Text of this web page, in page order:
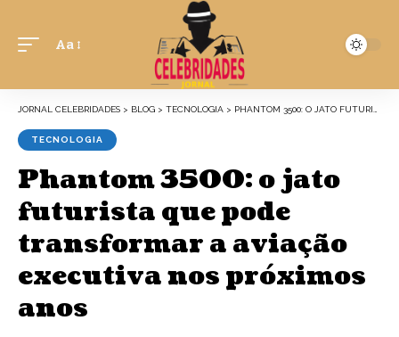
Aa
JORNAL CELEBRIDADES > BLOG > TECNOLOGIA > PHANTOM 3500: O JATO FUTURISTA QUE PODE TRANSFORMAR A AVIAÇÃO EXECUTIVA NOS PRÓXIMOS ANOS
TECNOLOGIA
Phantom 3500: o jato
futurista que pode
transformar a aviação
executiva nos próximos
anos